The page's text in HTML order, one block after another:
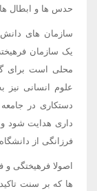
حدس ها و ابطال
سازمان های
یک سازمان
محلی است برای
علوم انسانی نیز
دستکاری در
داری هدایت شود و
فرزانگی از
اصولا فرهیختگی
ها که بر سنت